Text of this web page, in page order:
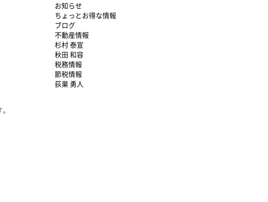
お知らせ
ちょっとお得な情報
ブログ
不動産情報
杉村 泰宣
秋田 和容
税務情報
節税情報
荻巣 勇人